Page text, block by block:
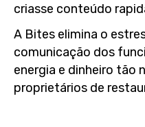
criasse conteúdo
A Bites elimina o
comunicação dos
energia e dinheiro tão
proprietários de